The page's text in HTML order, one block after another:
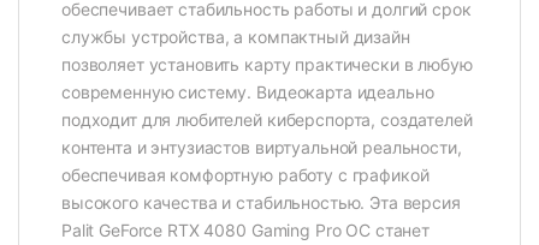
обеспечивает стабильность работы и долгий срок
службы устройства, а компактный дизайн
позволяет установить карту практически в любую
современную систему. Видеокарта идеально
подходит для любителей киберспорта, создателей
контента и энтузиастов виртуальной реальности,
обеспечивая комфортную работу с графикой
высокого качества и стабильностью. Эта версия
Palit GeForce RTX 4080 Gaming Pro OC станет